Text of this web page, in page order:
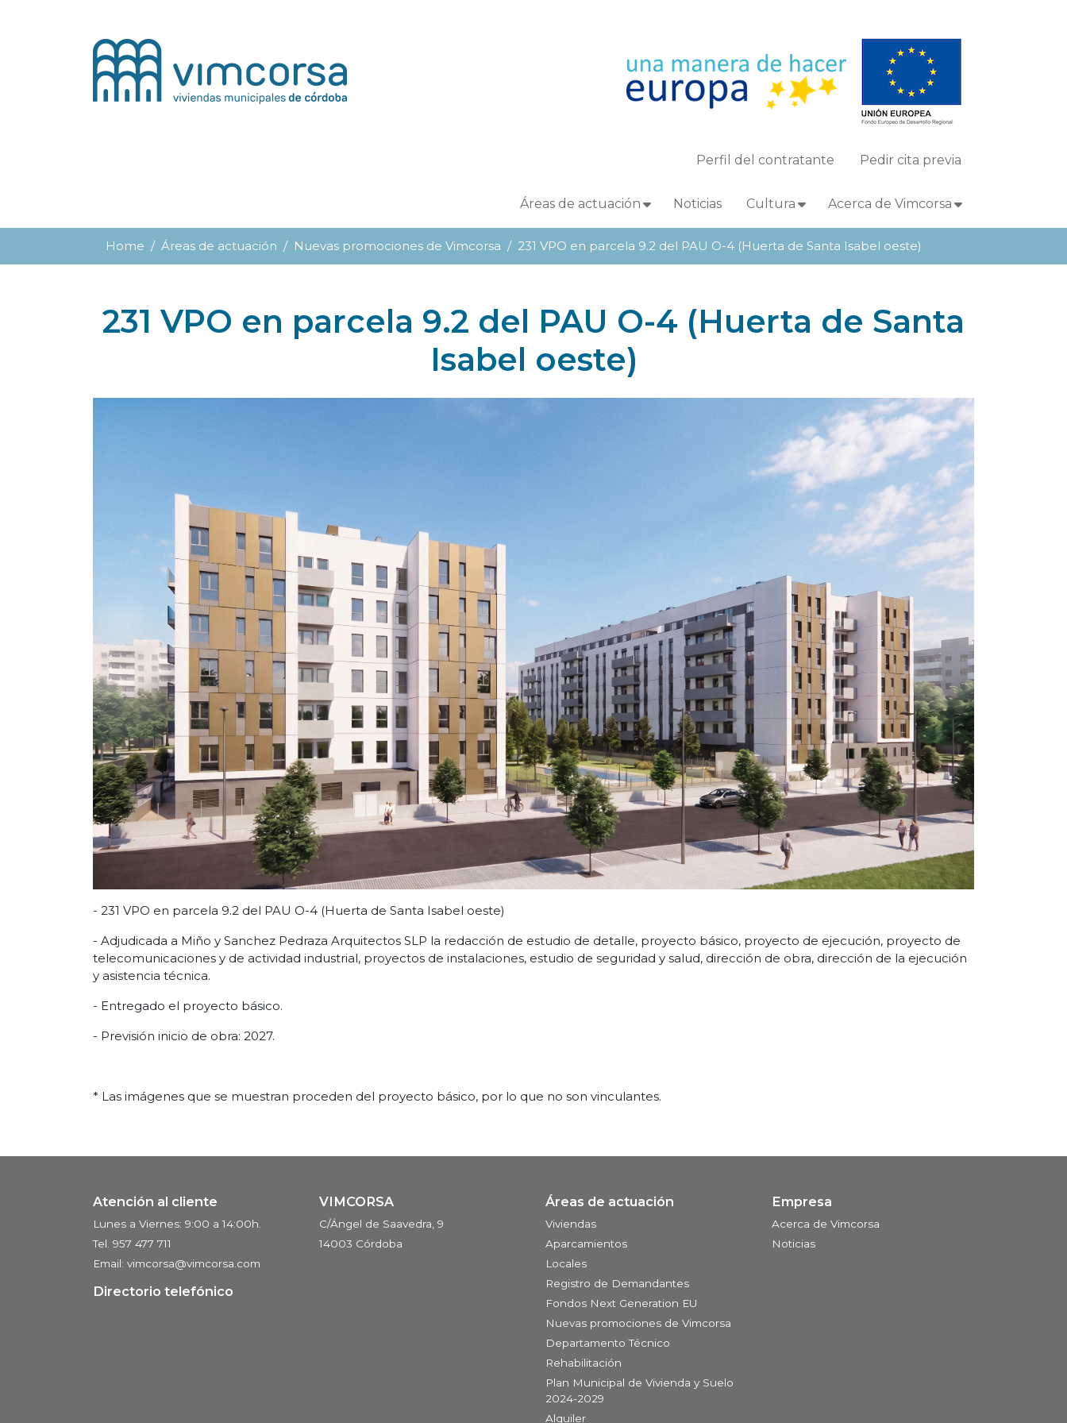
Perfil del contratante Pedir cita previa
Áreas de actuación Noticias Cultura Acerca de Vimcorsa
Home Áreas de actuación Nuevas promociones de Vimcorsa 231 VPO en parcela 9.2 del PAU O-4 (Huerta de Santa Isabel oeste)
231 VPO en parcela 9.2 del PAU O-4 (Huerta de Santa
Isabel oeste)
- 231 VPO en parcela 9.2 del PAU O-4 (Huerta de Santa Isabel oeste)
- Adjudicada a Miño y Sanchez Pedraza Arquitectos SLP la redacción de estudio de detalle, proyecto básico, proyecto de ejecución, proyecto de
telecomunicaciones y de actividad industrial, proyectos de instalaciones, estudio de seguridad y salud, dirección de obra, dirección de la ejecución
y asistencia técnica.
- Entregado el proyecto básico.
- Previsión inicio de obra: 2027.
* Las imágenes que se muestran proceden del proyecto básico, por lo que no son vinculantes.
Atención al cliente
Lunes a Viernes: 9:00 a 14:00h.
Tel. 957 477 711
Email: vimcorsa@vimcorsa.com
Directorio telefónico
VIMCORSA
C/Ángel de Saavedra, 9
14003 Córdoba
Áreas de actuación
Viviendas
Aparcamientos
Locales
Registro de Demandantes
Fondos Next Generation EU
Nuevas promociones de Vimcorsa
Departamento Técnico
Rehabilitación
Plan Municipal de Vivienda y Suelo
2024-2029
Alquiler
Empresa
Acerca de Vimcorsa
Noticias